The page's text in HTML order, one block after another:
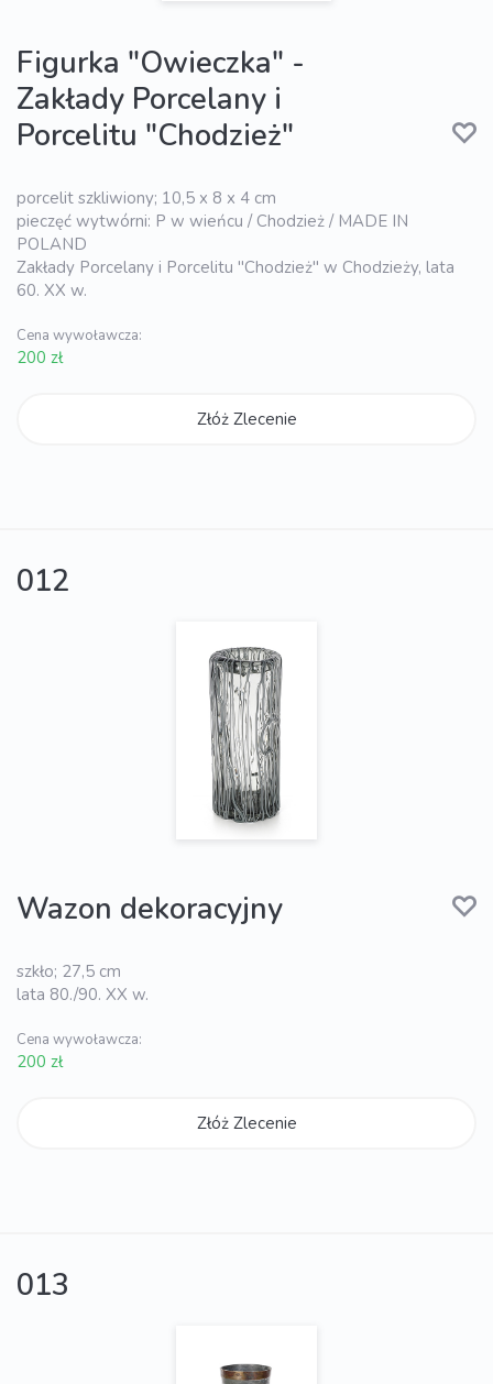
Figurka "Owieczka" -
Zakłady Porcelany i
Porcelitu "Chodzież"
porcelit szkliwiony; 10,5 x 8 x 4 cm
pieczęć wytwórni: P w wieńcu / Chodzież / MADE IN
POLAND
Zakłady Porcelany i Porcelitu "Chodzież" w Chodzieży, lata
60. XX w.
Cena wywoławcza:
200 zł
Złóż Zlecenie
012
Wazon dekoracyjny
szkło; 27,5 cm
lata 80./90. XX w.
Cena wywoławcza:
200 zł
Złóż Zlecenie
013